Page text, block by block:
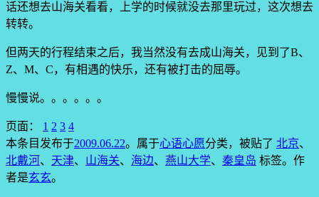
话还想去山海关看看，上学的时候就没去那里玩过，这次想去
转转。
但两天的行程结束之后，我当然没有去成山海关，见到了B、
Z、M、C，有相遇的快乐，还有被打击的屈辱。
慢慢说。。。。。。
页面： 1 2 3 4
本条目发布于2009.06.22。属于心语心愿分类，被贴了 北京、
北戴河、 天津、 山海关、 海边、 燕山大学、 秦皇岛 标签。 作
者是玄玄。